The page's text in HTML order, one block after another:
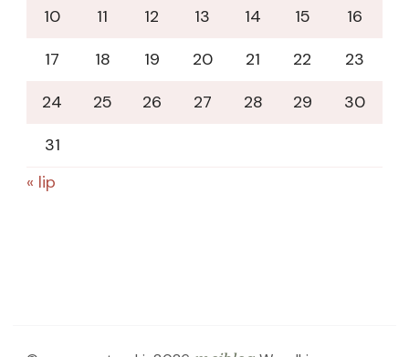
10
11 12 13 14 15
16
17
18 19 20 21 22
23
24
25 26 27 28 29
30
31
« lip